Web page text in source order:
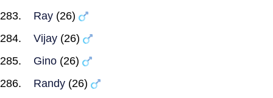
Ray (26)
Vijay (26)
Gino (26)
Randy (26)